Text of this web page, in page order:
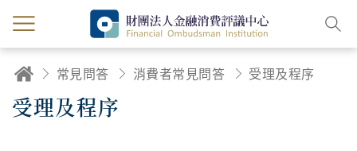
常見問答 消費者常見問答 受理及程序
受理及程序